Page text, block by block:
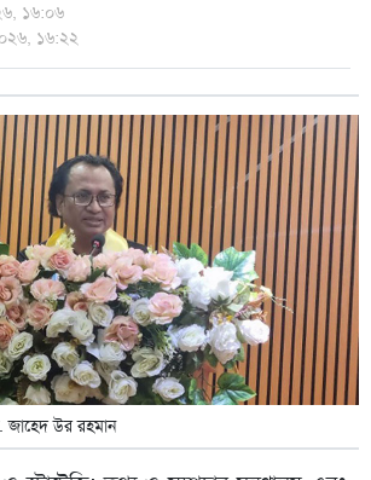
১৬:০৬
১৬:২২
জাহেদ উর রহমান